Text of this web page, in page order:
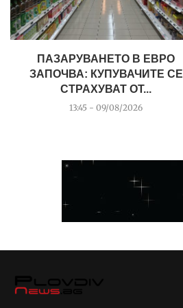
ПАЗАРУВАНЕТО В ЕВРО
ЗАПОЧВА: КУПУВАЧИТЕ СЕ
СТРАХУВАТ ОТ...
13:45 - 09/08/2026